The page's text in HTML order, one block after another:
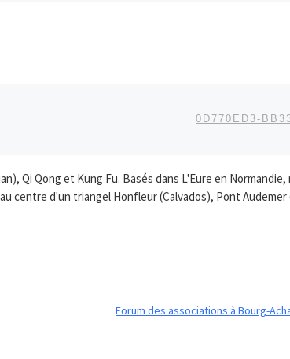
À LA LISTE DES ARTICLES0D770ED3-
Qi Qong et Kung Fu. Basés dans L'Eure en
centre d'un triangel Honfleur (Calvados), Pont
Forum des associations à Bourg-